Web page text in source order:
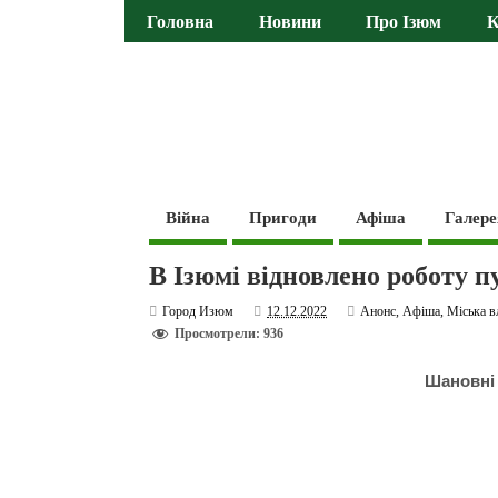
Головна Новини Про Ізюм
Війна Пригоди Афіша
В Ізюмі відновлено роботу
Город Изюм 12.12.2022 Анонс,Афіша,Міська
Просмотрели: 936
Шановні